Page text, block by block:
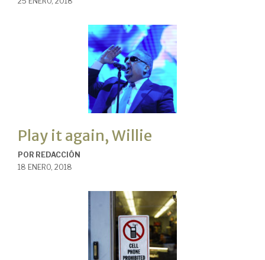
Play it again, Willie
POR REDACCIÓN
18 ENERO, 2018